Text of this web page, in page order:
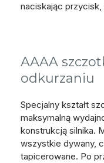
naciskając
AAAA
odkurzaniu
Specjalny kształt
maksymalną
konstrukcją silnika.
wszystkie dywany,
tapicerowane. Po